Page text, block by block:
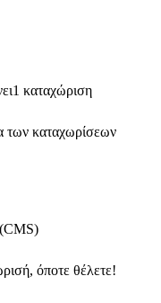
καταχώριση
των καταχωρίσεων
(CMS)
όποτε θέλετε!